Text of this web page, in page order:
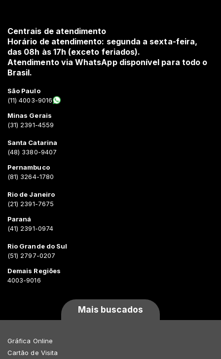
Centrais de atendimento
Horário de atendimento: segunda a sexta-feira,
das 08h às 17h (exceto feriados).
Atendimento via WhatsApp disponível para todo o
Brasil.
São Paulo
(11) 4003-9016
Minas Gerais
(31) 2391-4559
Santa Catarina
(48) 3380-9407
Pernambuco
(81) 3264-1780
Rio de Janeiro
(21) 2391-7675
Paraná
(41) 2391-0974
Rio Grande do Sul
(51) 2797-0207
Demais Regiões
4003-9016
Mais buscados
Gráfica Online
Cartão de Visita